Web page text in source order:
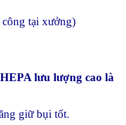
tại xưởng)
lưu lượng cao là
giữ bụi tốt.